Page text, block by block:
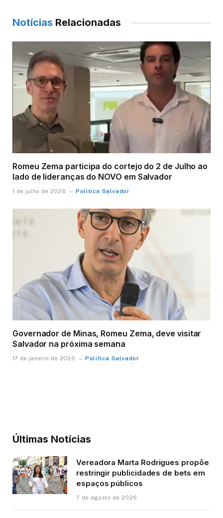
Notícias Relacionadas
Romeu Zema participa do cortejo do 2 de Julho ao
lado de lideranças do NOVO em Salvador
1 de julho de 2026 Política Salvador
Governador de Minas, Romeu Zema, deve visitar
Salvador na próxima semana
17 de janeiro de 2026 Política Salvador
Últimas Notícias
Vereadora Marta Rodrigues propõe
restringir publicidades de bets em
espaços públicos
7 de agosto de 2026